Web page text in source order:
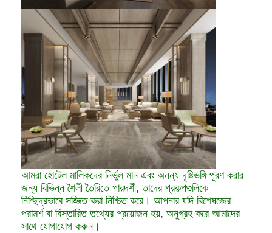
অ্যাপার্টমেন্টের আসবাবপত্র
বাণিজ্যিক ক্লাবের আসবাবপত্র
ডাইনিং রুমের আসবাবপত্র
অফিস আসবাব
আসবাবপত্র
সজ্জিত আসবাবপত্র
আমরা হোটেল মালিকদের নির্ভুল মান এবং অনন্য দৃষ্টিভঙ্গি পূরণ করার
জন্য বিভিন্ন শৈলী তৈরিতে পারদর্শী, তাদের প্রকল্পগুলিকে
নিশ্ছিদ্রভাবে সজ্জিত করা নিশ্চিত করে। আপনার যদি বিশেষজ্ঞের
পরামর্শ বা বিস্তারিত তথ্যের প্রয়োজন হয়, অনুগ্রহ করে আমাদের
সাথে যোগাযোগ করুন।